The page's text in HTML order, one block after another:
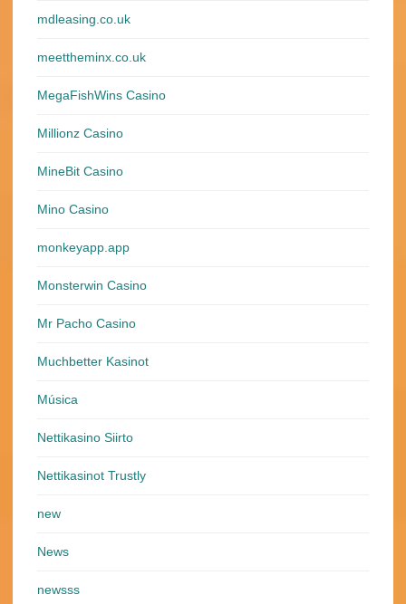
mdleasing.co.uk
meettheminx.co.uk
MegaFishWins Casino
Millionz Casino
MineBit Casino
Mino Casino
monkeyapp.app
Monsterwin Casino
Mr Pacho Casino
Muchbetter Kasinot
Música
Nettikasino Siirto
Nettikasinot Trustly
new
News
newsss